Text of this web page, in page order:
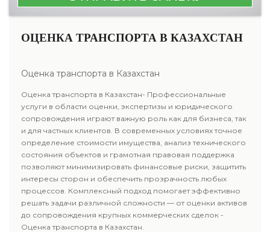
ОЦЕНКА ТРАНСПОРТА В КАЗАХСТАН
Оценка транспорта в Казахстан
Оценка транспорта в Казахстан- Профессиональные
услуги в области оценки, экспертизы и юридического
сопровождения играют важную роль как для бизнеса, так
и для частных клиентов. В современных условиях точное
определение стоимости имущества, анализ технического
состояния объектов и грамотная правовая поддержка
позволяют минимизировать финансовые риски, защитить
интересы сторон и обеспечить прозрачность любых
процессов. Комплексный подход помогает эффективно
решать задачи различной сложности — от оценки активов
до сопровождения крупных коммерческих сделок -
Оценка транспорта в Казахстан.